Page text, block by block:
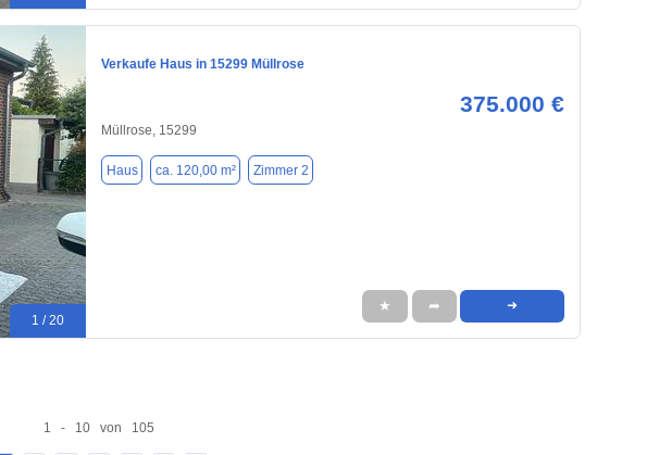
1 / 20
Verkaufe Haus in 15299 Müllrose
375.000 €
Müllrose, 15299
Haus ca. 120,00 m² Zimmer 2
★ ➦ ➜
1 - 10 von 105